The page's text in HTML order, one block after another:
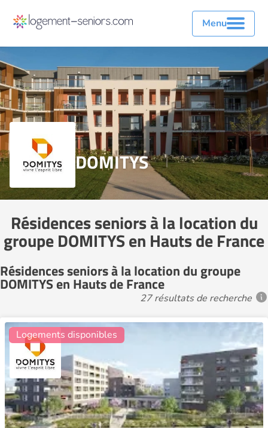
Menu
DOMITYS
Résidences seniors à la location du
groupe DOMITYS en Hauts de France
Résidences seniors à la location du groupe
DOMITYS en Hauts de France
27 résultats de recherche
Logements disponibles